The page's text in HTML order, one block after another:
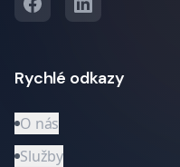
Rychlé odkazy
O nás
Služby